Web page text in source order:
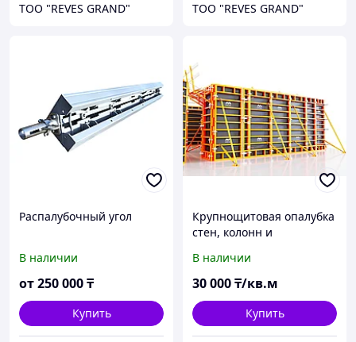
ТОО "REVES GRAND" ТОО "REVES GRAND"
Распалубочный угол
В наличии
от250 000₸
Купить
Крупнощитовая опалубка
cтен, колонн и
Lego Max
В наличии
30 000₸/кв.м
Купить